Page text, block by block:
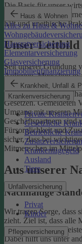
Haus & Wohnen
Alles zu Haus &
Hausratversicherung
Elementarversicherung
Glasversicherung
Immobilienfinanzierung
Krankheit, Unfall &
Krankenversicherung
Private
Gesetzliche
Betriebliche
Krankentagegeld
Ausland
Tiere
Unfallversicherung
Privat
Kinder
Pflegeversicherung
Die Basis für unser
funktionierende
hält und unethische
Unser Leitbild
Seit unserer Gründung
Anliegen, Menschen in
Damit uns das
einer ethischen
Gesetzen. Gemeldeten
Umgang mit unseren
Geschäftspartnern sind
Fürsorglichkeit und
sicher, dass bei
Mitmenschen im
Aus unserer
Nachhaltige
Wir tragen Sorge, dass
zieht. Ziel ist, dass alle
einen Beitrag dazu
Dabei hilft uns unter